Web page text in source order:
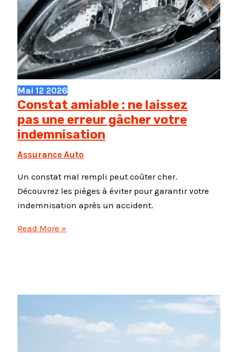
Mai 12 2026
Constat amiable : ne laissez
pas une erreur gâcher votre
indemnisation
Assurance Auto
Un constat mal rempli peut coûter cher.
Découvrez les pièges à éviter pour garantir votre
indemnisation après un accident.
Constat
une
Read More »